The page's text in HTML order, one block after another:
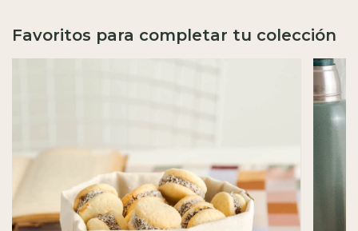
Favoritos para completar tu colección